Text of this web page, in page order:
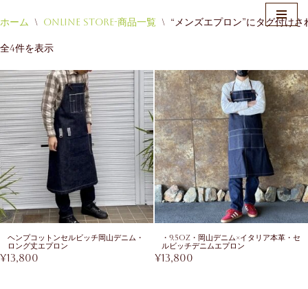
ン
テ
ン
ツ
へ
ス
キ
ッ
プ
ホーム \ Online Store-商品一覧 \ “メンズエプロン”にタグ付けさ
全4件を表示
ヘンプコットンセルビッチ岡山デニム・
ロング丈エプロン
¥13,800
・9.5oz・岡山デニム×イタリア本革・セ
ルビッチデニムエプロン
¥13,800